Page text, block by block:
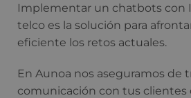
Implementar un chatbots con
telco es la solución para
eficiente los retos actuales.
En Aunoa nos aseguramos de
comunicación con tus clientes